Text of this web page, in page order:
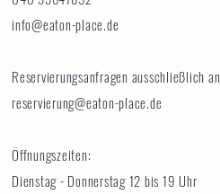
info@eaton-place.de
Reservierungsanfragen ausschließlich an
reservierung@eaton-place.de
Öffnungszeiten:
Dienstag - Donnerstag 12 bis 19 Uhr